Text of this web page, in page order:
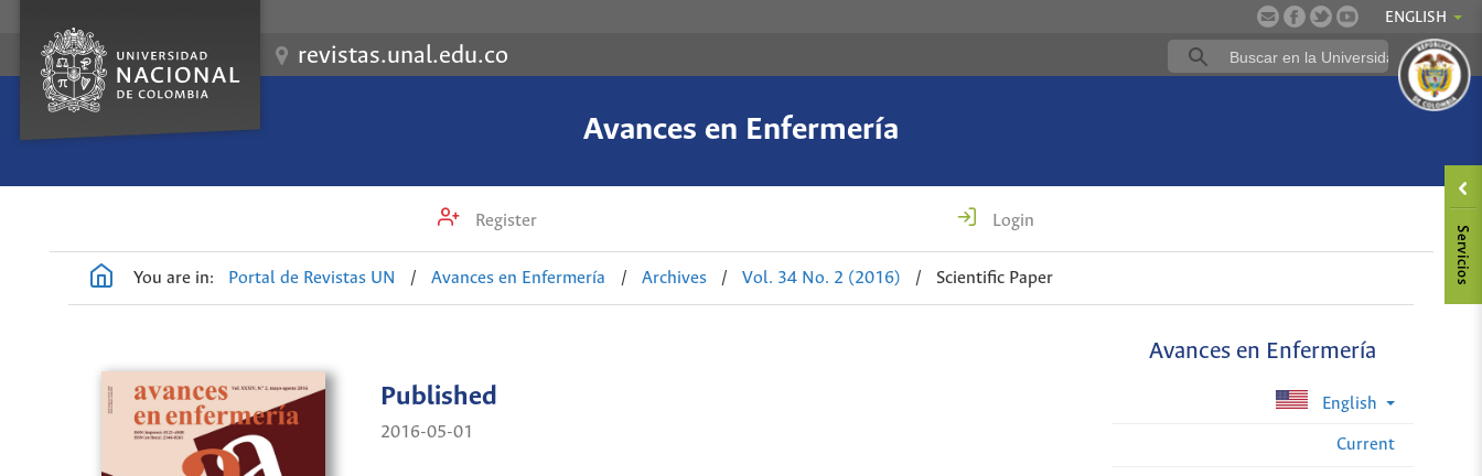
ENGLISH
revistas.unal.edu.co
Avances en Enfermería
Register Login
You are in: Portal de Revistas UN / Avances en Enfermería / Archives / Vol. 34 No. 2 (2016) / Scientific Paper
Avances en Enfermería
English
Current
Published
2016-05-01